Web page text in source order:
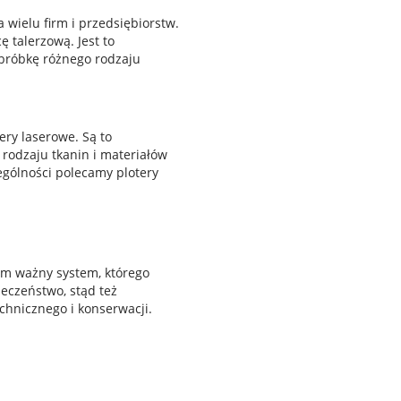
wielu firm i przedsiębiorstw.
talerzową. Jest to
różnego rodzaju
laserowe. Są to
tkanin i materiałów
polecamy plotery
ważny system, którego
stąd też
i konserwacji.